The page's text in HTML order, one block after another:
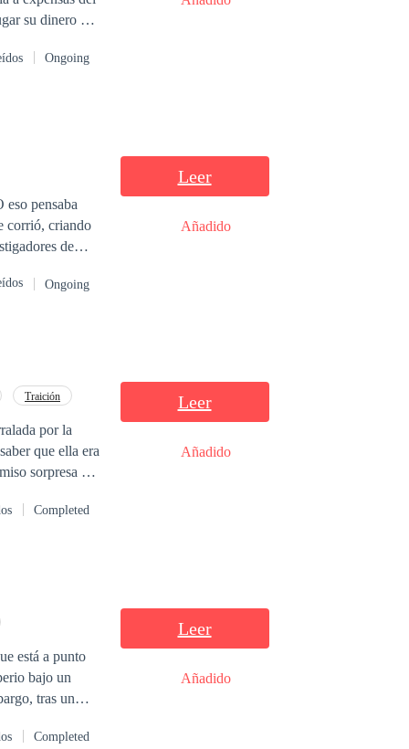
su dinero en
Ongoing
pensaba
de
que la
Ongoing
Leer
Añadido
Traición
que ella era
Completed
Leer
Añadido
está a punto
bajo un
tras un
propio: está
Completed
Leer
Añadido